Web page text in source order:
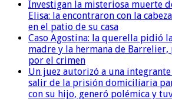
Investigan la misteriosa muerte
Elisa: la encontraron con la
en el patio de su casa
Caso Agostina: la querella pidió
madre y la hermana de
por el crimen
Un juez autorizó a una integrante
salir de la prisión domiciliaria
con su hijo, generó polémica y